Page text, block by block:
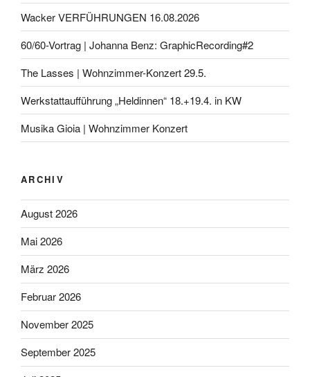
Wacker VERFÜHRUNGEN 16.08.2026
60/60-Vortrag | Johanna Benz: GraphicRecording#2
The Lasses | Wohnzimmer-Konzert 29.5.
Werkstattaufführung „Heldinnen“ 18.+19.4. in KW
Musika Gioia | Wohnzimmer Konzert
ARCHIV
August 2026
Mai 2026
März 2026
Februar 2026
November 2025
September 2025